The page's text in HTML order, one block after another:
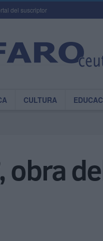
del suscriptor
CULTURA
obra